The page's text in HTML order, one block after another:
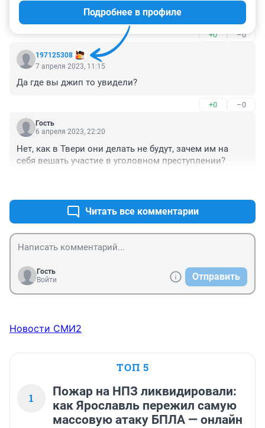
выпускать на маршруты???
+0 –0
197125308
Подробнее в профиле
7 апреля 2023, 11:15
Да где вы джип то увидели?
+0 –0
Гость
6 апреля 2023, 22:20
Нет, как в Твери они делать не будут, зачем им на
себя вешать участие в уголовном преступлении?
Читать все комментарии
Гость
Войти
Отправить
Новости СМИ2
ТОП 5
1
Пожар на НПЗ ликвидировали:
как Ярославль пережил самую
массовую атаку БПЛА — онлайн